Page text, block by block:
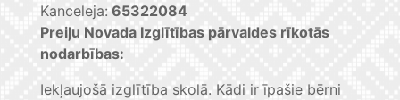
Kanceleja: 65322084
Preiļu Novada Izglītības pārvaldes rīkotās
nodarbības:
Iekļaujošā izglītība skolā. Kādi ir īpašie bērni